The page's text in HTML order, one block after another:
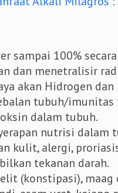
sampai 100%
dan menetralisir
akan Hidrogen dan
tubuh/imunitas
dalam tubuh.
nutrisi dalam
kulit, alergi,
tekanan darah.
(konstipasi), maag